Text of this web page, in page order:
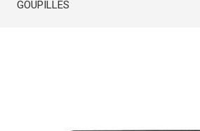
GOUPILLES